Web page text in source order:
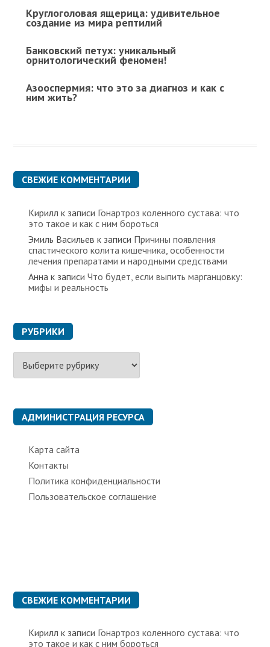
Круглоголовая ящерица: удивительное
создание из мира рептилий
Банковский петух: уникальный
орнитологический феномен!
Азооспермия: что это за диагноз и как с
ним жить?
СВЕЖИЕ КОММЕНТАРИИ
Кирилл к записи Гонартроз коленного сустава: что
это такое и как с ним бороться
Эмиль Васильев к записи Причины появления
спастического колита кишечника, особенности
лечения препаратами и народными средствами
Анна к записиЧто будет, если выпить марганцовку:
мифы и реальность
РУБРИКИ
Р
б
к
и АДМИНИСТРАЦИЯ РЕСУРСА
Карта сайта
Контакты
Политика конфиденциальности
Пользовательское соглашение
СВЕЖИЕ КОММЕНТАРИИ
Кирилл к записи Гонартроз коленного сустава: что
это такое и как с ним бороться